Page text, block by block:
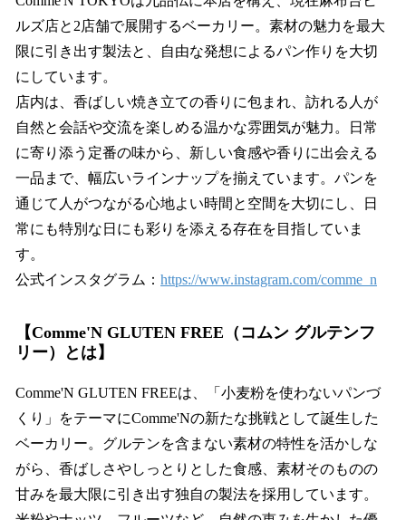
ルズ店と2店舗で展開するベーカリー。素材の魅⼒を最⼤
限に引き出す製法と、⾃由な発想によるパン作りを⼤切
にしています。
店内は、⾹ばしい焼き⽴ての⾹りに包まれ、訪れる⼈が
⾃然と会話や交流を楽しめる温かな雰囲気が魅⼒。⽇常
に寄り添う定番の味から、新しい⾷感や⾹りに出会える
⼀品まで、幅広いラインナップを揃えています。パンを
通じて⼈がつながる⼼地よい時間と空間を⼤切にし、⽇
常にも特別な⽇にも彩りを添える存在を⽬指していま
す。
公式インスタグラム： https://www.instagram.com/comme_n
【Comme'N GLUTEN FREE（コムン グルテンフ
リー）とは】
Comme'N GLUTEN FREEは、「小麦粉を使わないパンづ
くり」をテーマにComme'Nの新たな挑戦として誕生した
ベーカリー。グルテンを含まない素材の特性を活かしな
がら、香ばしさやしっとりとした食感、素材そのものの
甘みを最大限に引き出す独自の製法を採用しています。